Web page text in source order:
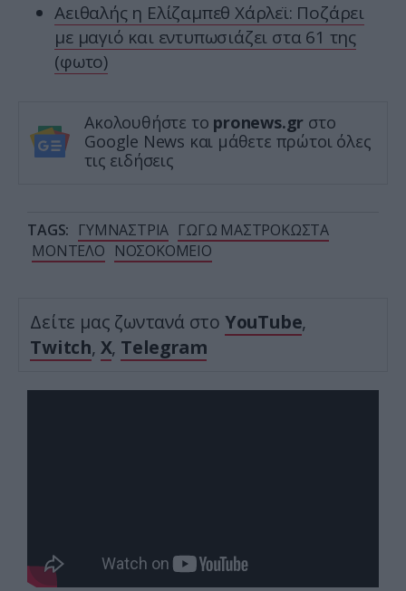
Αειθαλής η Ελίζαμπεθ Χάρλεϊ: Ποζάρει
με μαγιό και εντυπωσιάζει στα 61 της
(φωτο)
Ακολουθήστε το pronews.gr στο
Google News και μάθετε πρώτοι όλες
τις ειδήσεις
TAGS: ΓΥΜΝΑΣΤΡΙΑ ΓΩΓΩ ΜΑΣΤΡΟΚΩΣΤΑ
ΜΟΝΤΕΛΟ ΝΟΣΟΚΟΜΕΙΟ
Δείτε μας ζωντανά στο YouTube,
Twitch, X, Telegram